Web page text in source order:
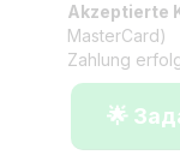
Akzeptierte
MasterCard)
Zahlung
🌟